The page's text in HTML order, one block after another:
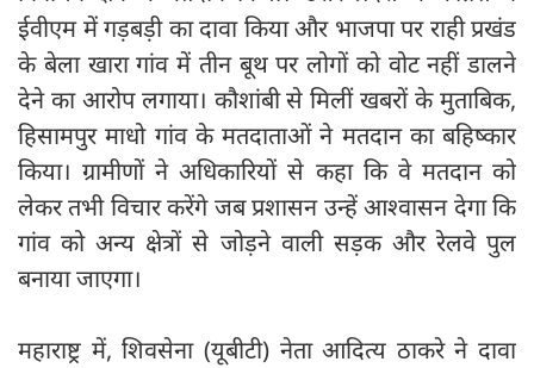
ईवीएम में गड़बड़ी का दावा किया और भाजपा पर राही प्रखंड
के बेला खारा गांव में तीन बूथ पर लोगों को वोट नहीं डालने
देने का आरोप लगाया। कौशांबी से मिलीं खबरों के मुताबिक,
हिसामपुर माधो गांव के मतदाताओं ने मतदान का बहिष्कार
किया। ग्रामीणों ने अधिकारियों से कहा कि वे मतदान को
लेकर तभी विचार करेंगे जब प्रशासन उन्हें आश्वासन देगा कि
गांव को अन्य क्षेत्रों से जोड़ने वाली सड़क और रेलवे पुल
बनाया जाएगा।
महाराष्ट्र में, शिवसेना (यूबीटी) नेता आदित्य ठाकरे ने दावा